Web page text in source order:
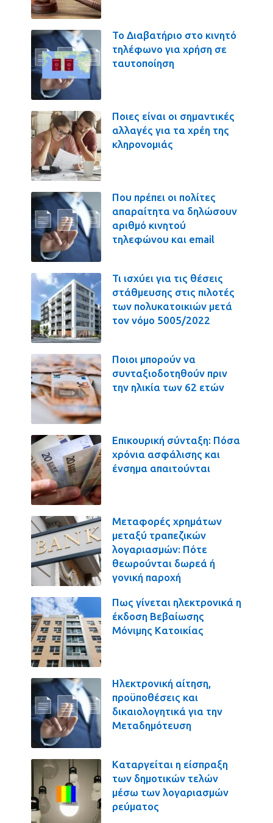
Το Διαβατήριο στο κινητό
τηλέφωνο για χρήση σε
ταυτοποίηση
Ποιες είναι οι σημαντικές
αλλαγές για τα χρέη της
κληρονομιάς
Που πρέπει οι πολίτες
απαραίτητα να δηλώσουν
αριθμό κινητού
τηλεφώνου και email
Τι ισχύει για τις θέσεις
στάθμευσης στις πιλοτές
των πολυκατοικιών μετά
τον νόμο 5005/2022
Ποιοι μπορούν να
συνταξιοδοτηθούν πριν
την ηλικία των 62 ετών
Επικουρική σύνταξη: Πόσα
χρόνια ασφάλισης και
ένσημα απαιτούνται
Μεταφορές χρημάτων
μεταξύ τραπεζικών
λογαριασμών: Πότε
θεωρούνται δωρεά ή
γονική παροχή
Πως γίνεται ηλεκτρονικά η
έκδοση Βεβαίωσης
Μόνιμης Κατοικίας
Ηλεκτρονική αίτηση,
προϋποθέσεις και
δικαιολογητικά για την
Μεταδημότευση
Καταργείται η είσπραξη
των δημοτικών τελών
μέσω των λογαριασμών
ρεύματος